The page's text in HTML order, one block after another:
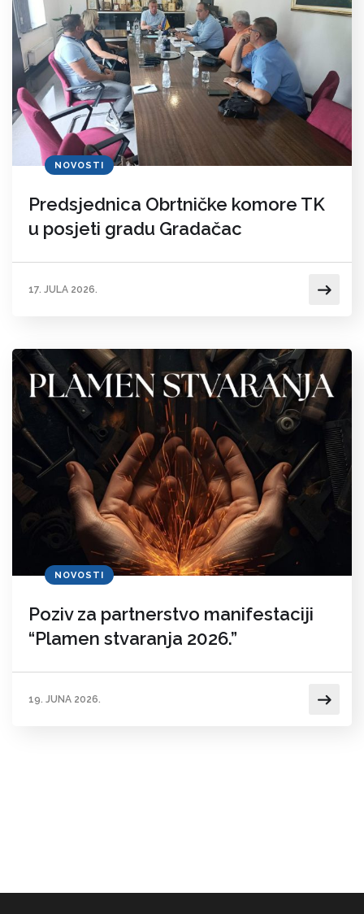
NOVOSTI
Predsjednica Obrtničke komore TK
u posjeti gradu Gradačac
17. JULA 2026.
NOVOSTI
Poziv za partnerstvo manifestaciji
“Plamen stvaranja 2026.”
19. JUNA 2026.